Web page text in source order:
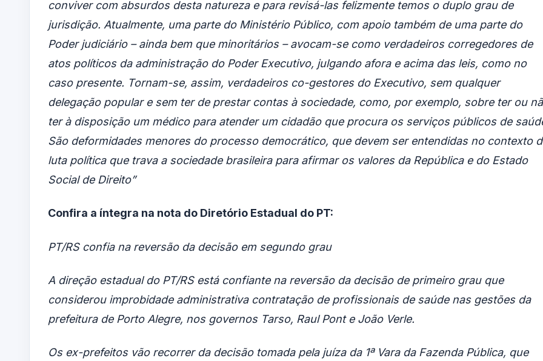
conviver com absurdos desta natureza e para revisá-las felizmente temos o duplo grau de
jurisdição. Atualmente, uma parte do Ministério Público, com apoio também de uma parte do
Poder judiciário – ainda bem que minoritários – avocam-se como verdadeiros corregedores de
atos políticos da administração do Poder Executivo, julgando afora e acima das leis, como no
caso presente. Tornam-se, assim, verdadeiros co-gestores do Executivo, sem qualquer
delegação popular e sem ter de prestar contas à sociedade, como, por exemplo, sobre ter ou
ter à disposição um médico para atender um cidadão que procura os serviços públicos de
São deformidades menores do processo democrático, que devem ser entendidas no contexto
luta política que trava a sociedade brasileira para afirmar os valores da República e do Estado
Social de Direito”
Confira a íntegra na nota do Diretório Estadual do PT:
PT/RS confia na reversão da decisão em segundo grau
A direção estadual do PT/RS está confiante na reversão da decisão de primeiro grau que
considerou improbidade administrativa contratação de profissionais de saúde nas gestões da
prefeitura de Porto Alegre, nos governos Tarso, Raul Pont e João Verle.
Os ex-prefeitos vão recorrer da decisão tomada pela juíza da 1ª Vara da Fazenda Pública, que